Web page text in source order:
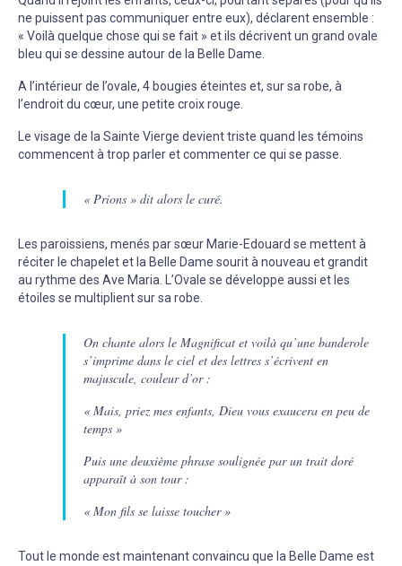
ne puissent pas communiquer entre eux), déclarent ensemble :
« Voilà quelque chose qui se fait » et ils décrivent un grand ovale
bleu qui se dessine autour de la Belle Dame.
A l’intérieur de l’ovale, 4 bougies éteintes et, sur sa robe, à
l’endroit du cœur, une petite croix rouge.
Le visage de la Sainte Vierge devient triste quand les témoins
commencent à trop parler et commenter ce qui se passe.
« Prions » dit alors le curé.
Les paroissiens, menés par sœur Marie-Edouard se mettent à
réciter le chapelet et la Belle Dame sourit à nouveau et grandit
au rythme des Ave Maria. L’Ovale se développe aussi et les
étoiles se multiplient sur sa robe.
On chante alors le Magnificat et voilà qu’une banderole
s’imprime dans le ciel et des lettres s’écrivent en
majuscule, couleur d’or :
« Mais, priez mes enfants, Dieu vous exaucera en peu de
temps »
Puis une deuxième phrase soulignée par un trait doré
apparaît à son tour :
« Mon fils se laisse toucher »
Tout le monde est maintenant convaincu que la Belle Dame est